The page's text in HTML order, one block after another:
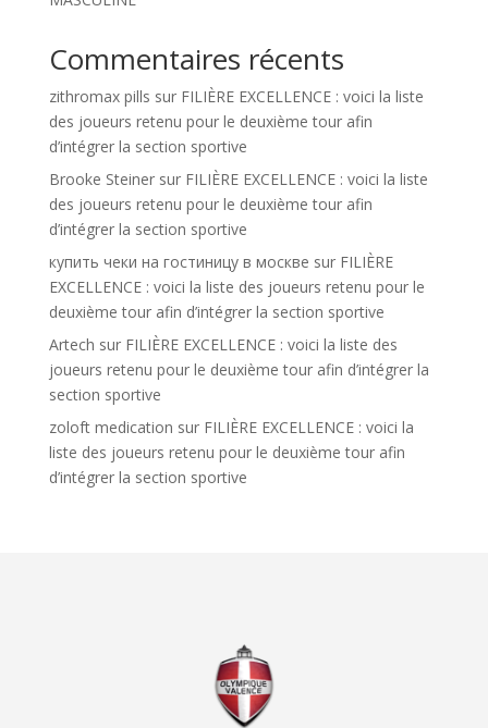
Commentaires récents
zithromax pills sur FILIÈRE EXCELLENCE : voici la liste
des joueurs retenu pour le deuxième tour afin
d’intégrer la section sportive
Brooke Steinersur FILIÈRE EXCELLENCE : voici la liste
des joueurs retenu pour le deuxième tour afin
d’intégrer la section sportive
купить чеки на гостиницу в москве sur FILIÈRE
EXCELLENCE : voici la liste des joueurs retenu pour le
deuxième tour afin d’intégrer la section sportive
Artech sur FILIÈRE EXCELLENCE : voici la liste des
joueurs retenu pour le deuxième tour afin d’intégrer la
section sportive
zoloft medication sur FILIÈRE EXCELLENCE : voici la
liste des joueurs retenu pour le deuxième tour afin
d’intégrer la section sportive